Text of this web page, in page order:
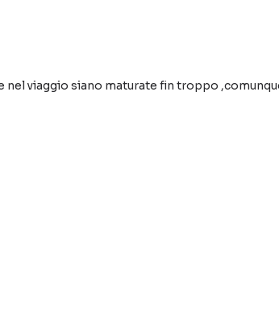
nel viaggio siano maturate fin troppo